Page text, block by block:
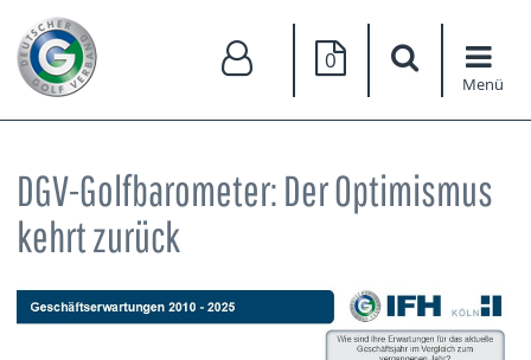
0
Menü
DGV-Golfbarometer: Der Optimismus
kehrt zurück